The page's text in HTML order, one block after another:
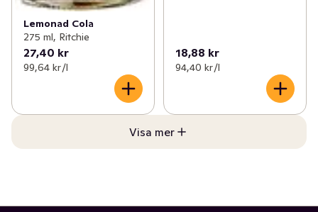
Lemonad Cola
275 ml, Ritchie
27,40 kr
99,64 kr /l
18,88 kr
94,40 kr /l
Visa mer